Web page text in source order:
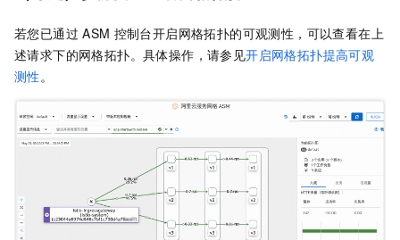
若您已通过 ASM 控制台开启网格拓扑的可观测性，可以查看在上
述请求下的网格拓扑。具体操作，请参见开启网格拓扑提高可观
测性 。